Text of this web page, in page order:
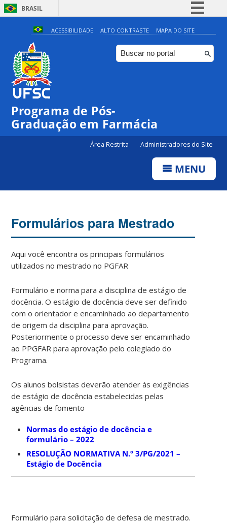
BRASIL
Simplifique!
Comunica BR
Participe
ACESSIBILIDADE ALTO CONTRASTE MAPA DO SITE
Programa de Pós-
Graduação em Farmácia
Área Restrita Administradores do Site
MENU
Formulários para Mestrado
Aqui você encontra os principais formulários
utilizados no mestrado no PGFAR
Formulário e norma para a disciplina de estágio de
docência. O estágio de docência deve ser definido
com o orientador e encaminhado ao departamento
de origem da disciplina para aprovação.
Posteriormente o processo deve ser encaminhado
ao PPGFAR para aprovação pelo colegiado do
Programa.
Os alunos bolsistas deverão atender às exigências
de estágio de docência estabelecidas pelas
agências de fomento
Normas do estágio de docência e
formulário – 2022
RESOLUÇÃO NORMATIVA N.º 3/PG/2021 –
Estágio de Docência
Formulário para solicitação de defesa de mestrado.